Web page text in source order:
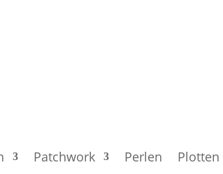
Patchwork Perlen Plotten